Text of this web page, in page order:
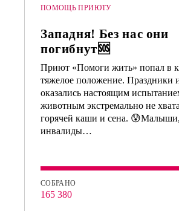
ПОМОЩЬ ПРИЮТУ
Западня! Без нас они
погибнут🆘
Приют «Помоги жить» попал в
тяжелое положение. Праздники
оказались настоящим
животным экстремально не
горячей каши и сена.
инвалиды…
СОБРАНО
165 380